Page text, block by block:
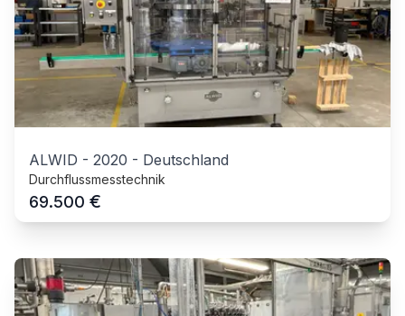
ALWID - 2020 - Deutschland
Durchflussmesstechnik
69.500 €